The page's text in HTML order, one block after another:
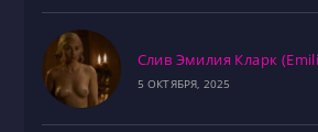
Слив Эмилия Кларк
5 ОКТЯБРЯ, 2025